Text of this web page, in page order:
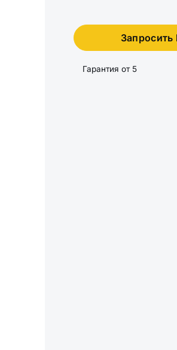
Запросить
Гарантия от 5